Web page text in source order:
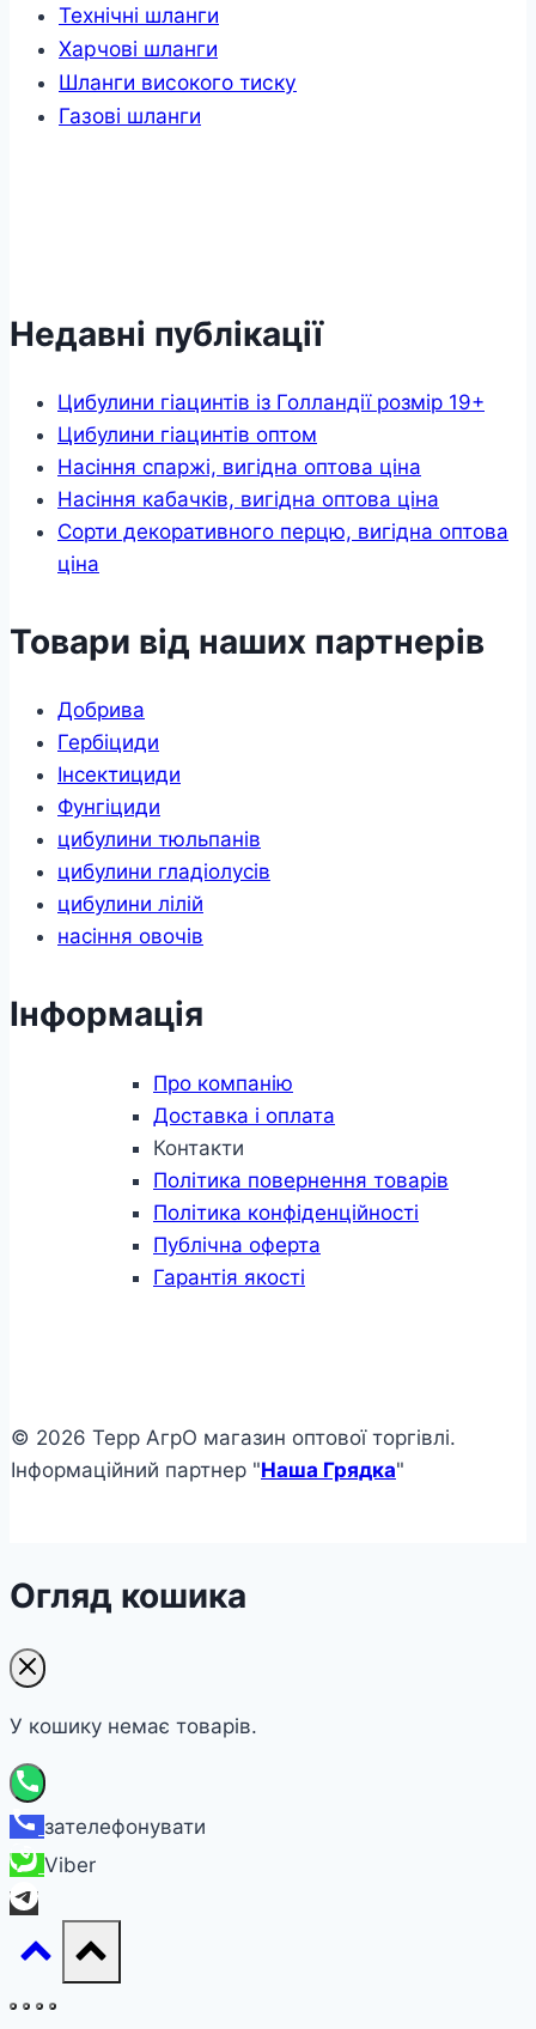
Технічні шланги
Харчові шланги
Шланги високого тиску
Газові шланги
Недавні публікації
Цибулини гіацинтів із Голландії розмір 19+
Цибулини гіацинтів оптом
Насіння спаржі, вигідна оптова ціна
Насіння кабачків, вигідна оптова ціна
Сорти декоративного перцю, вигідна оптова
ціна
Товари від наших партнерів
Добрива
Гербіциди
Інсектициди
Фунгіциди
цибулини тюльпанів
цибулини гладіолусів
цибулини лілій
насіння овочів
Інформація
Про компанію
Доставка і оплата
Контакти
Політика повернення товарів
Політика конфіденційності
Публічна оферта
Гарантія якості
© 2026 Терр АгрО магазин оптової торгівлі.
Інформаційний партнер "Наша Грядка"
Огляд кошика
У кошику немає товарів.
зателефонувати
Viber